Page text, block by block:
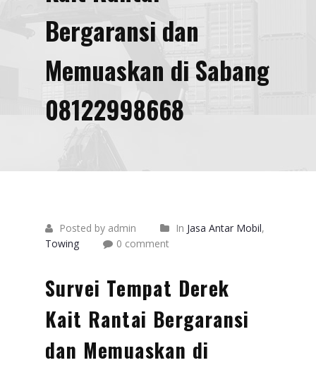
Bergaransi dan
Memuaskan di Sabang
08122998668
Posted by admin In Jasa Antar Mobil,
Towing
0 comment
Survei Tempat Derek
Kait Rantai Bergaransi
dan Memuaskan di